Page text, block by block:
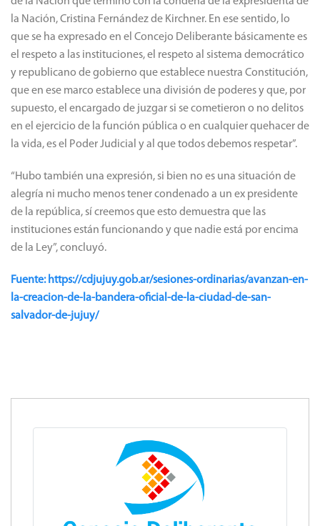
la Nación, Cristina Fernández de Kirchner. En ese sentido, lo
que se ha expresado en el Concejo Deliberante básicamente es
el respeto a las instituciones, el respeto al sistema democrático
y republicano de gobierno que establece nuestra Constitución,
que en ese marco establece una división de poderes y que, por
supuesto, el encargado de juzgar si se cometieron o no delitos
en el ejercicio de la función pública o en cualquier quehacer de
la vida, es el Poder Judicial y al que todos debemos respetar”.
“Hubo también una expresión, si bien no es una situación de
alegría ni mucho menos tener condenado a un ex presidente
de la república, sí creemos que esto demuestra que las
instituciones están funcionando y que nadie está por encima
de la Ley”, concluyó.
Fuente: https://cdjujuy.gob.ar/sesiones-ordinarias/avanzan-en-
la-creacion-de-la-bandera-oficial-de-la-ciudad-de-san-
salvador-de-jujuy/